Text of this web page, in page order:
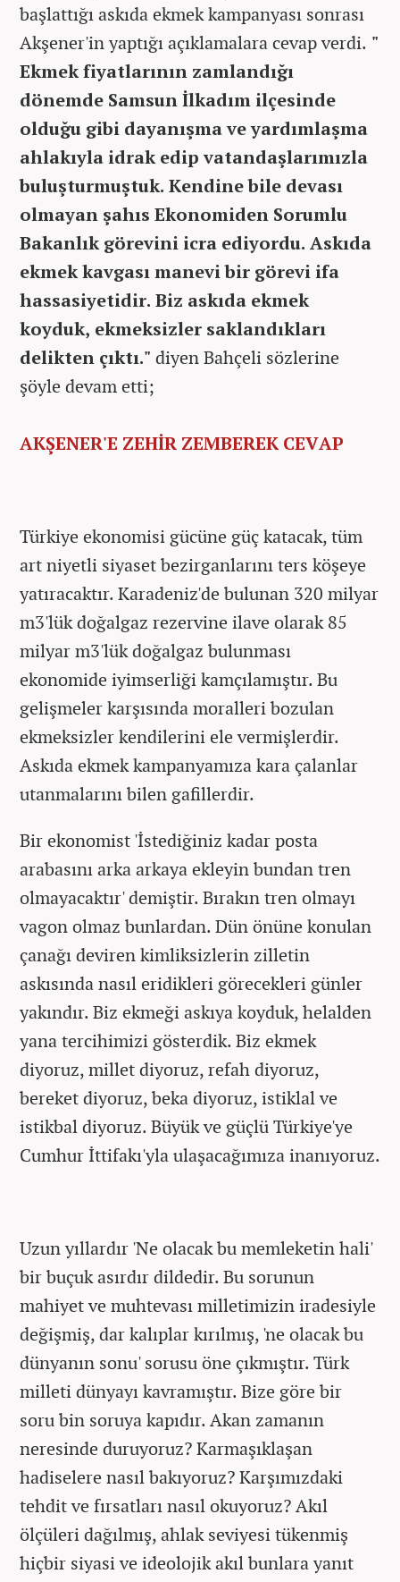
başlattığı askıda ekmek kampanyası sonrası
Akşener'in yaptığı açıklamalara cevap verdi. "
Ekmek fiyatlarının zamlandığı
dönemde Samsun İlkadım ilçesinde
olduğu gibi dayanışma ve yardımlaşma
ahlakıyla idrak edip vatandaşlarımızla
buluşturmuştuk. Kendine bile devası
olmayan şahıs Ekonomiden Sorumlu
Bakanlık görevini icra ediyordu. Askıda
ekmek kavgası manevi bir görevi ifa
hassasiyetidir. Biz askıda ekmek
koyduk, ekmeksizler saklandıkları
delikten çıktı." diyen Bahçeli sözlerine
şöyle devam etti;
AKŞENER'E ZEHİR ZEMBEREK CEVAP
Türkiye ekonomisi gücüne güç katacak, tüm
art niyetli siyaset bezirganlarını ters köşeye
yatıracaktır. Karadeniz'de bulunan 320 milyar
m3'lük doğalgaz rezervine ilave olarak 85
milyar m3'lük doğalgaz bulunması
ekonomide iyimserliği kamçılamıştır. Bu
gelişmeler karşısında moralleri bozulan
ekmeksizler kendilerini ele vermişlerdir.
Askıda ekmek kampanyamıza kara çalanlar
utanmalarını bilen gafillerdir.
Bir ekonomist 'İstediğiniz kadar posta
arabasını arka arkaya ekleyin bundan tren
olmayacaktır' demiştir. Bırakın tren olmayı
vagon olmaz bunlardan. Dün önüne konulan
çanağı deviren kimliksizlerin zilletin
askısında nasıl eridikleri görecekleri günler
yakındır. Biz ekmeği askıya koyduk, helalden
yana tercihimizi gösterdik. Biz ekmek
diyoruz, millet diyoruz, refah diyoruz,
bereket diyoruz, beka diyoruz, istiklal ve
istikbal diyoruz. Büyük ve güçlü Türkiye'ye
Cumhur İttifakı'yla ulaşacağımıza inanıyoruz.
Uzun yıllardır 'Ne olacak bu memleketin hali'
bir buçuk asırdır dildedir. Bu sorunun
mahiyet ve muhtevası milletimizin iradesiyle
değişmiş, dar kalıplar kırılmış, 'ne olacak bu
dünyanın sonu' sorusu öne çıkmıştır. Türk
milleti dünyayı kavramıştır. Bize göre bir
soru bin soruya kapıdır. Akan zamanın
neresinde duruyoruz? Karmaşıklaşan
hadiselere nasıl bakıyoruz? Karşımızdaki
tehdit ve fırsatları nasıl okuyoruz? Akıl
ölçüleri dağılmış, ahlak seviyesi tükenmiş
hiçbir siyasi ve ideolojik akıl bunlara yanıt